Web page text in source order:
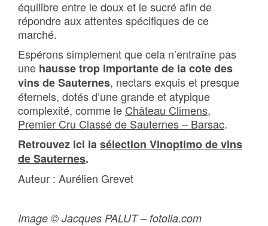
équilibre entre le doux et le sucré afin de
répondre aux attentes spécifiques de ce
marché.
Espérons simplement que cela n’entraîne pas
une hausse trop importante de la cote des
vins de Sauternes, nectars exquis et presque
éternels, dotés d’une grande et atypique
complexité, comme le Château Climens,
Premier Cru Classé de Sauternes – Barsac.
Retrouvez ici lasélection Vinoptimo de vins
de Sauternes.
Auteur : Aurélien Grevet
Image © Jacques PALUT – fotolia.com